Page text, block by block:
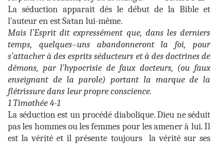
La séduction apparait dés le début de la Bible et
l’auteur en est Satan lui-même.
Mais l’Esprit dit expressément que, dans les derniers
temps, quelques–uns abandonneront la foi, pour
s’attacher à des esprits séducteurs et à des doctrines de
démons, par l’hypocrisie de faux docteurs, (ou faux
enseignant de la parole) portant la marque de la
flétrissure dans leur propre conscience.
1 Timothée 4-1
La séduction est un procédé diabolique. Dieu ne séduit
pas les hommes ou les femmes pour les amener à lui. Il
est la vérité et il présente toujours la vérité sur ses